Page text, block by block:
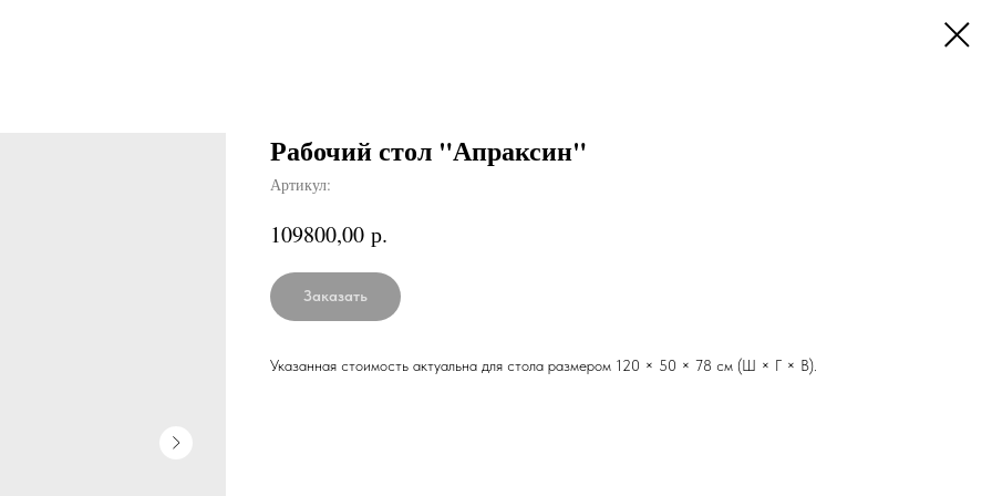
Рабочий стол "Апраксин"
Артикул:
109800,00 р.
Заказать
Указанная стоимость актуальна для стола размером 120 × 50 × 78 см (Ш × Г × В).